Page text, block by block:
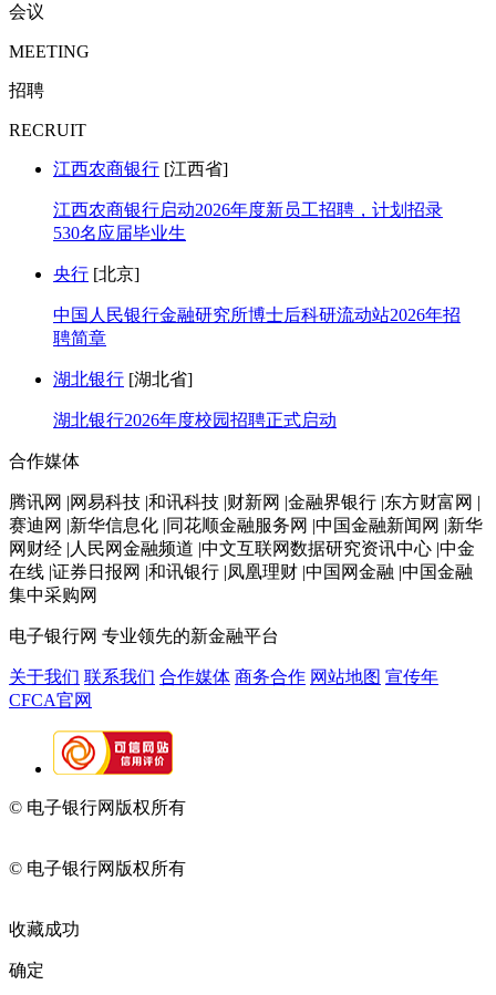
会议
MEETING
招聘
RECRUIT
江西农商银行 [江西省]
江西农商银行启动2026年度新员工招聘，计划招录
530名应届毕业生
央行 [北京]
中国人民银行金融研究所博士后科研流动站2026年招
聘简章
湖北银行 [湖北省]
湖北银行2026年度校园招聘正式启动
合作媒体
腾讯网 |网易科技 |和讯科技 |财新网 |金融界银行 |东方财富网 |
赛迪网 |新华信息化 |同花顺金融服务网 |中国金融新闻网 |新华
网财经 |人民网金融频道 |中文互联网数据研究资讯中心 |中金
在线 |证券日报网 |和讯银行 |凤凰理财 |中国网金融 |中国金融
集中采购网
电子银行网 专业领先的新金融平台
关于我们 联系我们 合作媒体 商务合作 网站地图 宣传年
CFCA官网
© 电子银行网版权所有
© 电子银行网版权所有
收藏成功
确定